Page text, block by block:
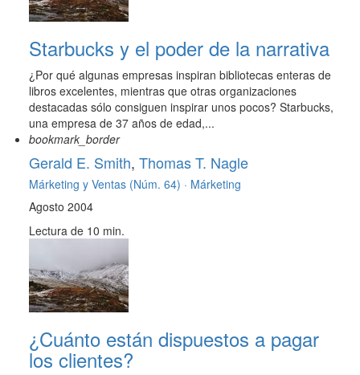
Starbucks y el poder de la narrativa
¿Por qué algunas empresas inspiran bibliotecas enteras de
libros excelentes, mientras que otras organizaciones
destacadas sólo consiguen inspirar unos pocos? Starbucks,
una empresa de 37 años de edad,...
bookmark_border
Gerald E. Smith, Thomas T. Nagle
Márketing y Ventas (Núm. 64) · Márketing
Agosto 2004
Lectura de 10 min.
¿Cuánto están dispuestos a pagar
los clientes?